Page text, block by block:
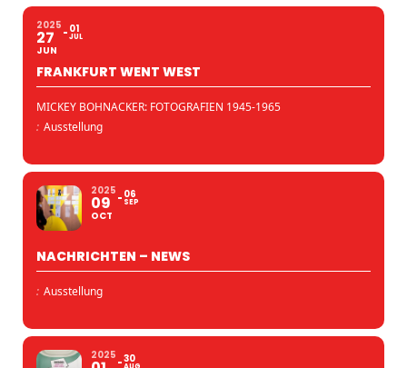
2025
27
JUN
01
JUL
FRANKFURT WENT WEST
MICKEY BOHNACKER: FOTOGRAFIEN 1945-1965
: Ausstellung
2025
09
OCT
06
SEP
NACHRICHTEN – NEWS
: Ausstellung
2025 30